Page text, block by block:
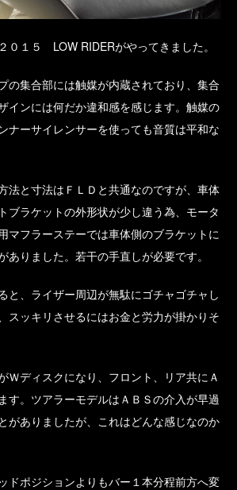
０１５ LOW RIDERがやってきました。
集合部には触媒が内蔵されており、集合
インには何だか違和感を感じます。触媒の
ナーサイレンサーを使っても音質は平和な
法と寸法はＦＬＤと共通なのですが、車体
ブラケットの外形状が少し違う為、モータ
マフラーステーでは車体側のブラケットに
ありました。若干の手直しが必要です。
と、ライザー周辺が無駄にゴチャゴチャし
スッキリさせるにはお金と労力が掛かりそ
Ｗディスクになり、フロント、リア共にＡ
す。ツアラーモデルはＡＢＳの介入が早過
がありましたが、これはどんな感じなのか
ドポジションよりもバー１本分程前方へ変